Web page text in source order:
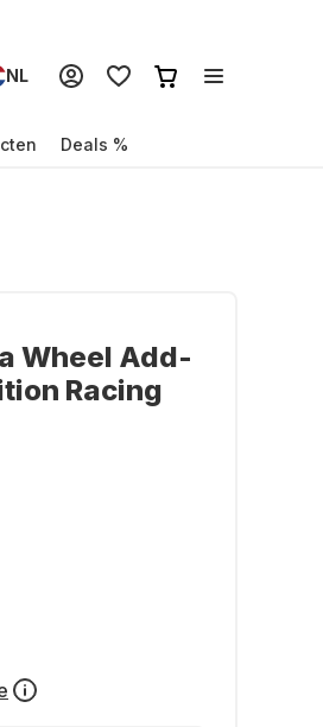
NL
Deals %
Wheel Add-
Racing